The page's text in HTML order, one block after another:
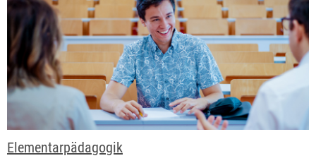
Elementarpädagogik